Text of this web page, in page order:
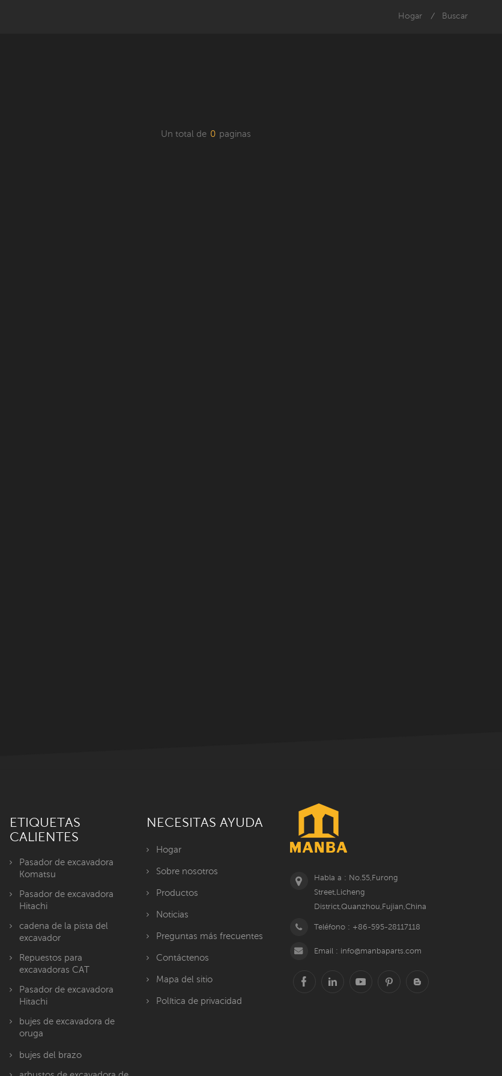
Hogar / Buscar
Un total de 0 paginas
ETIQUETAS
CALIENTES
Pasador de excavadora
Komatsu
Pasador de excavadora
Hitachi
cadena de la pista del
excavador
Repuestos para
excavadoras CAT
Pasador de excavadora
Hitachi
bujes de excavadora de
oruga
bujes del brazo
NECESITAS AYUDA
Hogar
Sobre nosotros
Productos
Noticias
Preguntas más frecuentes
Contáctenos
Mapa del sitio
Política de privacidad
Habla a : No.55,Furong
Street,Licheng
District,Quanzhou,Fujian,China
Teléfono : +86-595-28117118
Email : info@manbaparts.com